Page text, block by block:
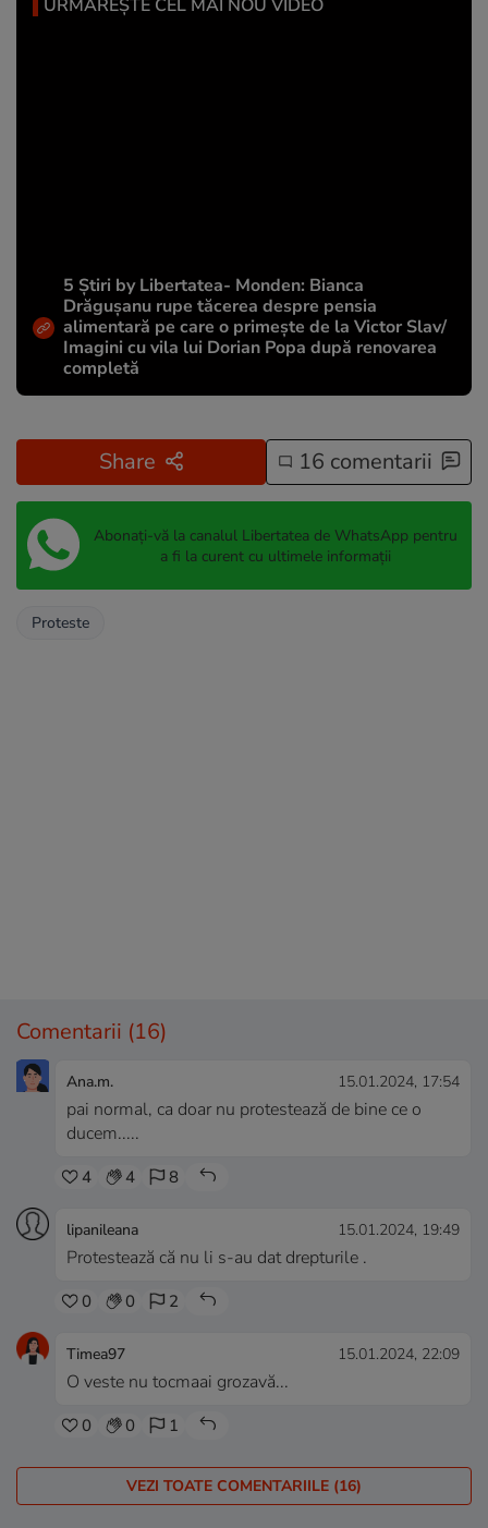
URMĂREȘTE CEL MAI NOU VIDEO
5 Știri by Libertatea- Monden: Bianca
Drăgușanu rupe tăcerea despre pensia
alimentară pe care o primește de la Victor Slav/
Imagini cu vila lui Dorian Popa după renovarea
completă
Share 16 comentarii
Abonați-vă la canalul Libertatea de WhatsApp pentru
a fi la curent cu ultimele informații
Proteste
Comentarii (16)
Ana.m. 15.01.2024, 17:54
pai normal, ca doar nu protestează de bine ce o
ducem.....
4 4 8
lipanileana 15.01.2024, 19:49
Protestează că nu li s-au dat drepturile .
0 0 2
Timea97 15.01.2024, 22:09
O veste nu tocmaai grozavă...
0 0 1
VEZI TOATE COMENTARIILE (16)